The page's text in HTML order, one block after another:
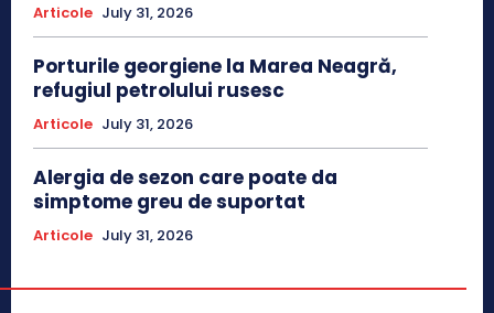
Articole July 31, 2026
Porturile georgiene la Marea Neagră,
refugiul petrolului rusesc
Articole July 31, 2026
Alergia de sezon care poate da
simptome greu de suportat
Articole July 31, 2026